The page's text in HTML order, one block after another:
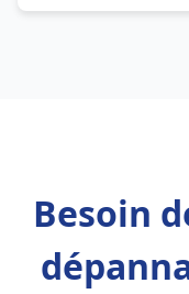
Besoin